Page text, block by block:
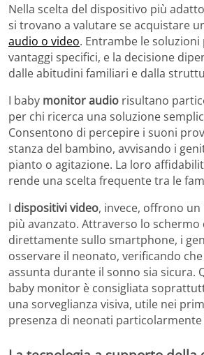
Nella scelta del dispositivo più
si trovano a valutare se acquistare
audio o video. Entrambe le
vantaggi specifici, e la decisione
dalle abitudini familiari e dalla
I baby monitor audio risultano
per chi ricerca una soluzione
Consentono di percepire i suoni
stanza del bambino, avvisando i
pianto o agitazione. La loro
rende una scelta frequente tra le
I dispositivi video, invece, offrono
più avanzato. Attraverso lo schermo
direttamente sullo smartphone, i
osservare il neonato, verificando
assunta durante il sonno sia sicura.
baby monitor è consigliata
una sorveglianza visiva, utile nei
presenza di neonati